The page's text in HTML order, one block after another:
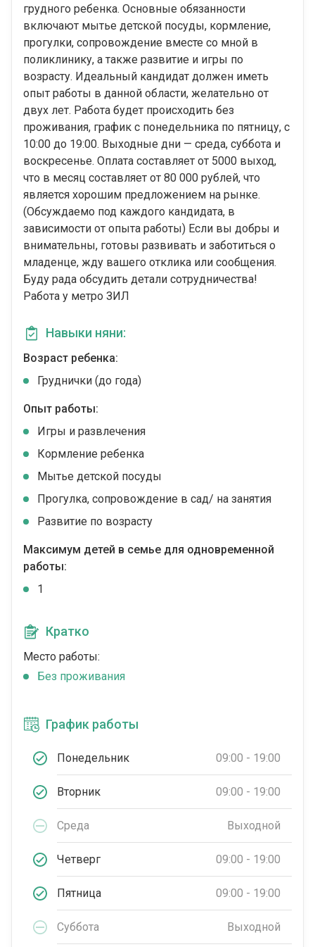
грудного ребенка. Основные обязанности
включают мытье детской посуды, кормление,
прогулки, сопровождение вместе со мной в
поликлинику, а также развитие и игры по
возрасту. Идеальный кандидат должен иметь
опыт работы в данной области, желательно от
двух лет. Работа будет происходить без
проживания, график с понедельника по пятницу, с
10:00 до 19:00. Выходные дни — среда, суббота и
воскресенье. Оплата составляет от 5000 выход,
что в месяц составляет от 80 000 рублей, что
является хорошим предложением на рынке.
(Обсуждаемо под каждого кандидата, в
зависимости от опыта работы) Если вы добры и
внимательны, готовы развивать и заботиться о
младенце, жду вашего отклика или сообщения.
Буду рада обсудить детали сотрудничества!
Работа у метро ЗИЛ
Навыки няни:
Возраст ребенка:
Груднички (до года)
Опыт работы:
Игры и развлечения
Кормление ребенка
Мытье детской посуды
Прогулка, сопровождение в сад/ на занятия
Развитие по возрасту
Максимум детей в семье для одновременной
работы:
1
Кратко
Место работы:
Без проживания
График работы
Понедельник 09:00 - 19:00
Вторник 09:00 - 19:00
Среда Выходной
Четверг 09:00 - 19:00
Пятница 09:00 - 19:00
Суббота Выходной